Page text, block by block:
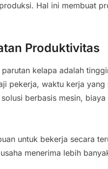
Hal ini membuat
Produktivitas
kelapa adalah
pekerja, waktu kerja
berbasis mesin,
untuk bekerja secara
menerima lebih